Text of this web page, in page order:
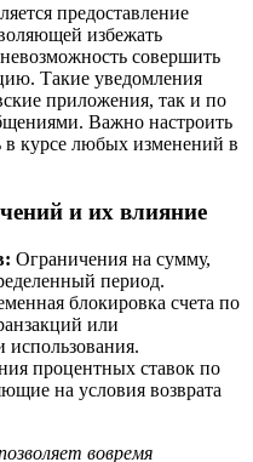
предоставление
избежать
совершить
Такие уведомления
приложения, так и по
Важно настроить
курсе любых изменений в
и их влияние
Ограничения на сумму,
период.
блокировка счета по
или
использования.
процентных ставок по
на условия возврата
вовремя